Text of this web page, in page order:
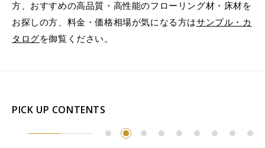
方、おすすめの高品質・高性能のフローリング材・床材を
お探しの方、料金・価格相場が気になる方はサンプル・カ
タログを御覧ください。
PICK UP CONTENTS